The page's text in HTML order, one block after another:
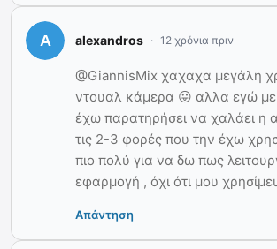
alexandros 12 χρόνια πριν
@GiannisMix χαχαχα μεγάλη
ντουαλ κάμερα 😛 αλλα εγώ με
έχω παρατηρήσει να χαλάει η
τις 2-3 φορές που την έχω
πιο πολύ για να δω πως
εφαρμογή , όχι ότι μου
Απάντηση